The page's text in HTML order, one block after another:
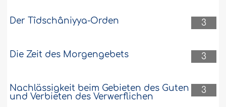
3
Der Tîdschâniyya-Orden
3
Die Zeit des Morgengebets
3
Nachlässigkeit beim Gebieten des Guten
und Verbieten des Verwerflichen